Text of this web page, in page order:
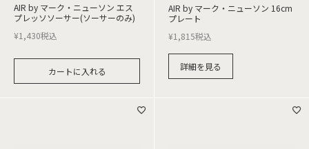
AIR by マーク・ニューソン エス
プレッソソーサー(ソーサーのみ)
¥1,430税込
カートに入れる
AIR by マーク・ニューソン 16cm
プレート
¥1,815税込
詳細を見る